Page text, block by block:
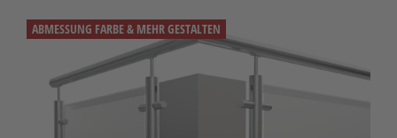
ABMESSUNG FARBE & MEHR GESTALTEN